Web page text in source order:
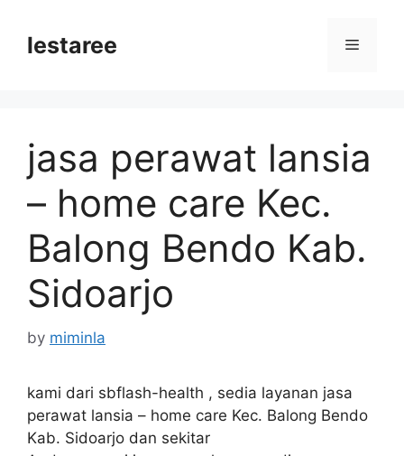
contentlestaree Menu
jasa perawat lansia
– home care Kec.
Balong Bendo Kab.
Sidoarjo
by miminla
kami dari sbflash-health , sedia layanan jasa
perawat lansia – home care Kec. Balong Bendo
Kab. Sidoarjo dan sekitar